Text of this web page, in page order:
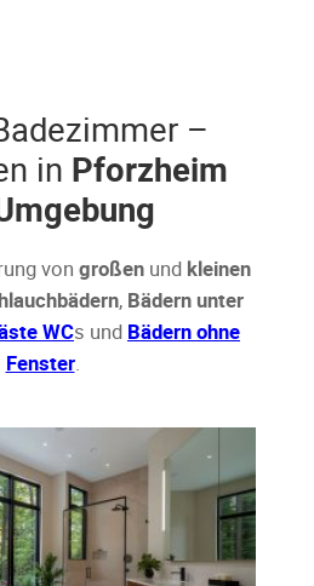
–
in Pforzheim
von großen und kleinen
, Bädern unter
WCs und Bädern ohne
Fenster.